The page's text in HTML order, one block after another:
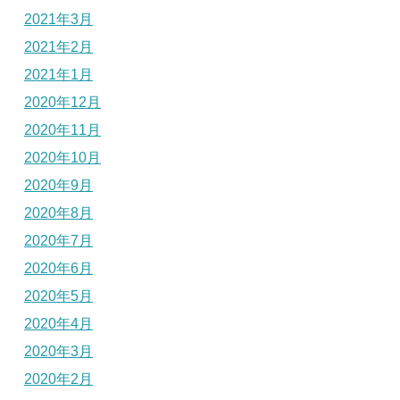
2021年3月
2021年2月
2021年1月
2020年12月
2020年11月
2020年10月
2020年9月
2020年8月
2020年7月
2020年6月
2020年5月
2020年4月
2020年3月
2020年2月